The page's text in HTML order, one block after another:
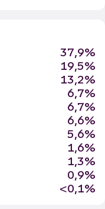
37,9%
19,5%
13,2%
6,7%
6,7%
6,6%
5,6%
1,6%
1,3%
0,9%
<0,1%